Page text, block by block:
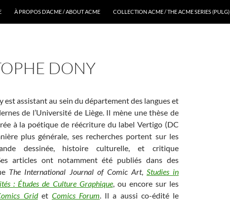
À PROPOS D’ACME / ABOUT ACME COLLECTION ACME / THE ACME SERIES (PULG)
DONY
est assistant au sein du département des langues et
de l’Université de Liège. Il mène une thèse de
à la poétique de réécriture du label Vertigo (DC
plus générale, ses recherches portent sur les
dessinée, histoire culturelle, et critique
articles ont notamment été publiés dans des
The International Journal of Comic Art, Studies in
: Études de Culture Graphique, ou encore sur les
Grid et Comics Forum. Il a aussi co-édité le